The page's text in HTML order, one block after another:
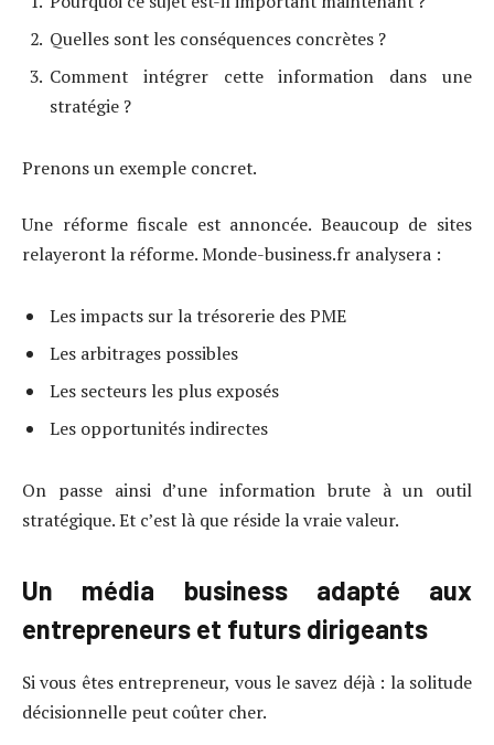
Quelles sont les conséquences concrètes ?
Comment intégrer cette information dans une
stratégie ?
Prenons un exemple concret.
Une réforme fiscale est annoncée. Beaucoup de sites
relayeront la réforme. Monde-business.fr analysera :
Les impacts sur la trésorerie des PME
Les arbitrages possibles
Les secteurs les plus exposés
Les opportunités indirectes
On passe ainsi d’une information brute à un outil
stratégique. Et c’est là que réside la vraie valeur.
Un média business adapté aux
entrepreneurs et futurs dirigeants
Si vous êtes entrepreneur, vous le savez déjà : la solitude
décisionnelle peut coûter cher.